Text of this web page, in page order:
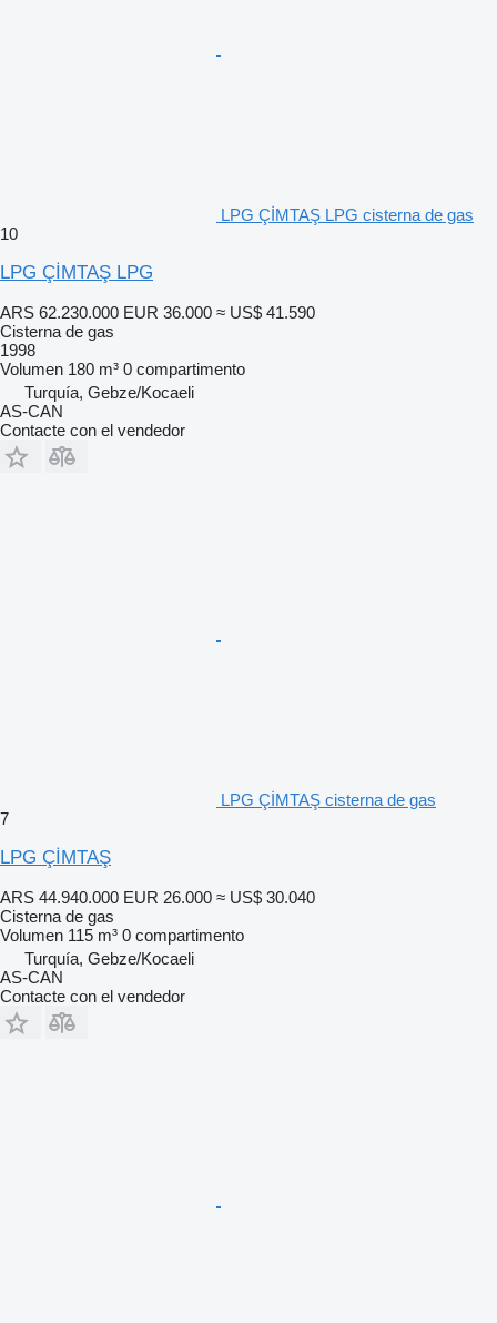
LPG ÇİMTAŞ LPG cisterna de gas
10
LPG ÇİMTAŞ LPG
ARS 62.230.000 EUR 36.000 ≈ US$ 41.590
Cisterna de gas
1998
Volumen 180 m³ 0 compartimento
Turquía, Gebze/Kocaeli
AS-CAN
Contacte con el vendedor
LPG ÇİMTAŞ cisterna de gas
7
LPG ÇİMTAŞ
ARS 44.940.000 EUR 26.000 ≈ US$ 30.040
Cisterna de gas
Volumen 115 m³ 0 compartimento
Turquía, Gebze/Kocaeli
AS-CAN
Contacte con el vendedor